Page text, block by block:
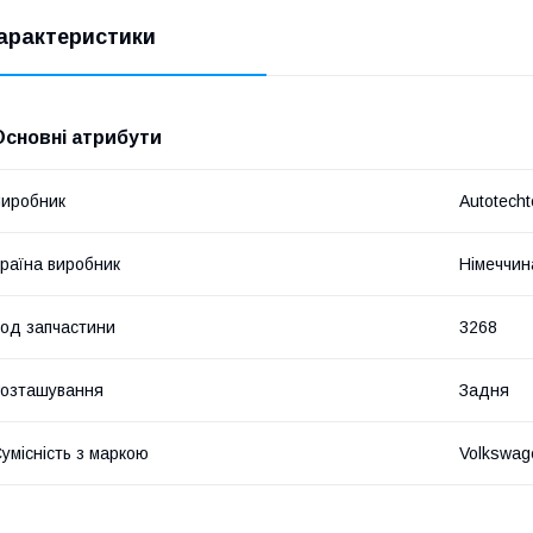
атрибути
виробник
запчастини 3268
Задня
з маркою